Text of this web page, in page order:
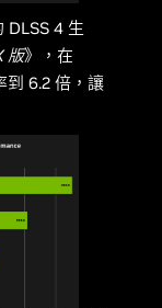
DLSS 4 生
版》，在
到 6.2 倍，讓